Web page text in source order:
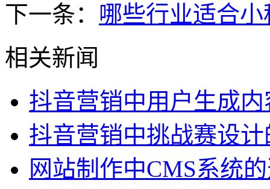
下一条： 哪些行业适合
相关新闻
抖音营销中用户生成
抖音营销中挑战赛设
网站制作中CMS系统